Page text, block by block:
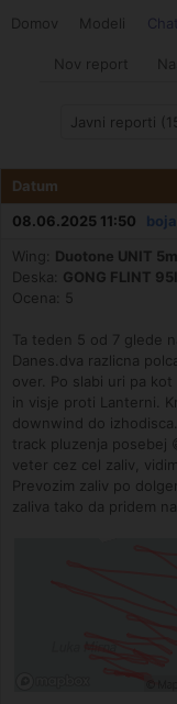
Domov Modeli Chat
Nov report
Datum
08.06.2025 11:50
Wing: Duotone UNIT
Deska: GONG FLINT
Ocena: 5
Ta teden 5 od 7 glede
Danes.dva razlicna
over. Po slabi uri pa
in visje proti Lanterni.
downwind do
track pluzenja posebej
veter cez cel zaliv,
Prevozim zaliv po
zaliva tako da pridem